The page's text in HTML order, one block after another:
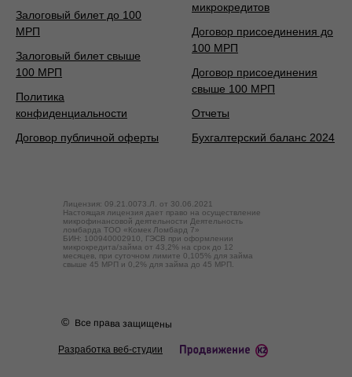
Залоговый билет до 100
МРП
Залоговый билет свыше
100 МРП
Политика
конфиденциальности
Договор публичной оферты
микрокредитов
Договор присоединения до
100 МРП
Договор присоединения
свыше 100 МРП
Отчеты
Бухгалтерский баланс 2024
© Все права защищены
Разработка веб-студии
Лицензия: 09.21.0073.Л. от 30.06.2021
Настоящая лицензия дает право на осуществление
микрофинансовой деятельности Деятельность
ломбарда ТОО «Комек Ломбард 7»
БИН: 100940002910, ГЭСВ при оформлении
микрокредита/займа от 43,2% на срок до 12
месяцев, при суточном лимите 0,105% для займа
свыше 45 МРП и 0,2% для займа до 45 МРП.